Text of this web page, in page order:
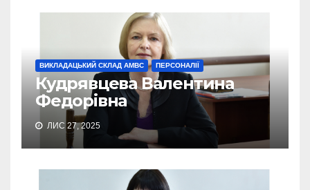
ВИКЛАДАЦЬКИЙ СКЛАД АМВС ПЕРСОНАЛІЇ
Кудрявцева Валентина
Федорівна
ЛИС 27, 2025